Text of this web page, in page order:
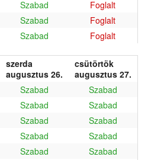
Szabad
Foglalt
Szabad
Foglalt
Szabad Foglalt
szerda
augusztus 26.
csütörtök
augusztus 27.
Szabad
Szabad
Szabad
Szabad
Szabad
Szabad
Szabad
Szabad
Szabad
Szabad